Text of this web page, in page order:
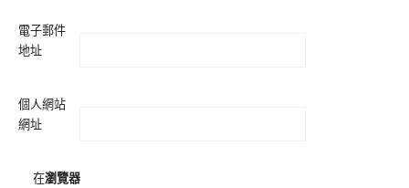
電子郵件
地址
個人網站
網址
在瀏覽器